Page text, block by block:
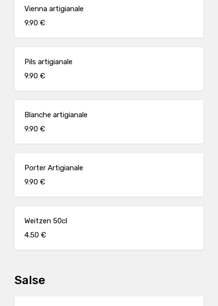
Vienna artigianale
9.90 €
Pils artigianale
9.90 €
Blanche artigianale
9.90 €
Porter Artigianale
9.90 €
Weitzen 50cl
4.50 €
Salse